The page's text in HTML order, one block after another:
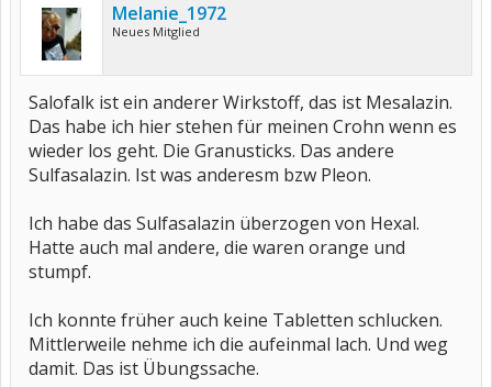
Melanie_1972
Neues Mitglied
Salofalk ist ein anderer Wirkstoff, das ist Mesalazin.
Das habe ich hier stehen für meinen Crohn wenn es
wieder los geht. Die Granusticks. Das andere
Sulfasalazin. Ist was anderesm bzw Pleon.
Ich habe das Sulfasalazin überzogen von Hexal.
Hatte auch mal andere, die waren orange und
stumpf.
Ich konnte früher auch keine Tabletten schlucken.
Mittlerweile nehme ich die aufeinmal lach. Und weg
damit. Das ist Übungssache.